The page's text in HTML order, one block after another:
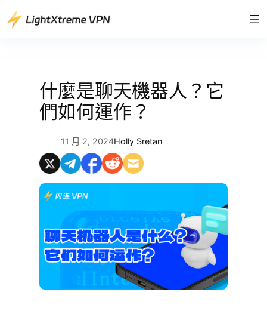
至
什麼是聊天機器人？它
們如何運作？
11 月 2, 2024Holly Sretan